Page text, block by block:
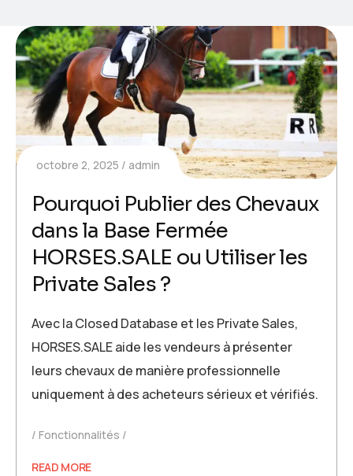
octobre 2, 2025 admin
Pourquoi Publier des Chevaux
dans la Base Fermée
HORSES.SALE ou Utiliser les
Private Sales ?
Avec la Closed Database et les Private Sales,
HORSES.SALE aide les vendeurs à présenter
leurs chevaux de manière professionnelle
uniquement à des acheteurs sérieux et vérifiés.
Fonctionnalités
READ MORE